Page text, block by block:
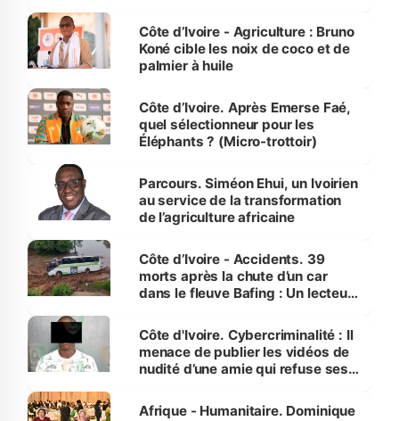
Côte d’Ivoire - Agriculture : Bruno
Koné cible les noix de coco et de
palmier à huile
Côte d’Ivoire. Après Emerse Faé,
quel sélectionneur pour les
Éléphants ? (Micro-trottoir)
Parcours. Siméon Ehui, un Ivoirien
au service de la transformation
de l’agriculture africaine
Côte d’Ivoire - Accidents. 39
morts après la chute d’un car
dans le fleuve Bafing : Un lecteur
des Transports
Côte d'Ivoire. Cybercriminalité : Il
menace de publier les vidéos de
nudité d’une amie qui refuse ses
Afrique - Humanitaire. Dominique